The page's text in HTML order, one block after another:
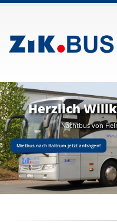
Herzlich
Nachtbus von
Mietbus nach Baltrum jetzt anfragen!